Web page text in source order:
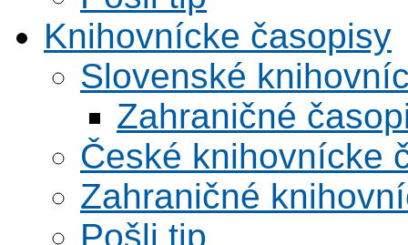
Knihovnícke časopisy
Slovenské
Zahraničné
České knihovnícke
Zahraničné
Pošli tip